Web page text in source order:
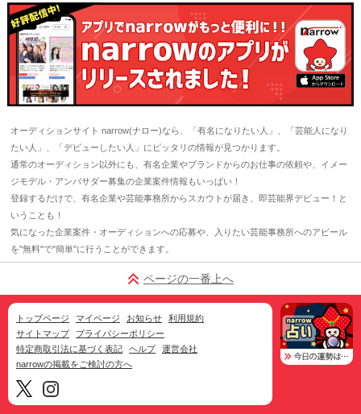
オーディションサイト narrow(ナロー)なら、「有名になりたい人」、「芸能人になり
たい人」、「デビューしたい人」にピッタリの情報が見つかります。
通常のオーディション以外にも、有名企業やブランドからのお仕事の依頼や、イメー
ジモデル・アンバサダー募集の企業案件情報もいっぱい！
登録するだけで、有名企業や芸能事務所からスカウトが届き、即芸能界デビュー！と
いうことも！
気になった企業案件・オーディションへの応募や、入りたい芸能事務所へのアピール
を"無料"で"簡単"に行うことができます。
ページの一番上へ
トップページ マイページ お知らせ
利用規約
サイトマップ
プライバシーポリシー
特定商取引法に基づく表記
ヘルプ
運営会社
narrowの掲載をご検討の方へ